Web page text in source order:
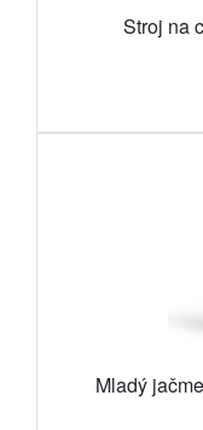
Stroj na
Mladý